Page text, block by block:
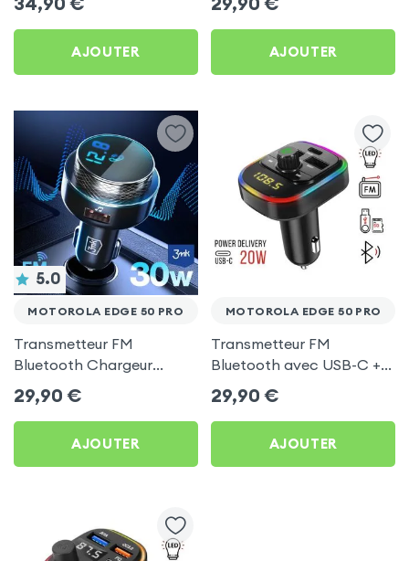
C, Kit Main Libre
Multifonction - 4smarts
AJOUTER
Motorola Edge 50 Pro
AJOUTER
5.0
MOTOROLA EDGE 50 PRO
Transmetteur FM
Bluetooth Chargeur
Voiture Noir 3mk Hyper
Car pour Motorola Edge
50 Pro
29,90 €
AJOUTER
MOTOROLA EDGE 50 PRO
Transmetteur FM
Bluetooth avec USB-C +
USB pour Motorola Edge
50 Pro
29,90 €
AJOUTER